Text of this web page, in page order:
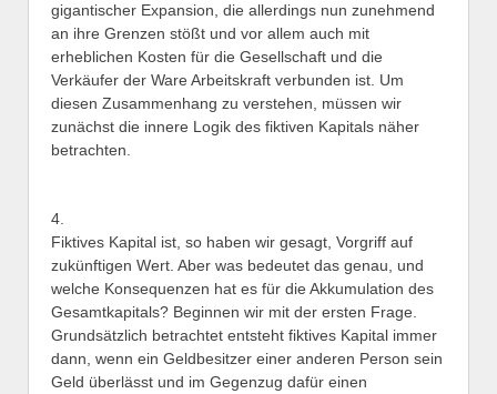
gigantischer Expansion, die allerdings nun zunehmend
an ihre Grenzen stößt und vor allem auch mit
erheblichen Kosten für die Gesellschaft und die
Verkäufer der Ware Arbeitskraft verbunden ist. Um
diesen Zusammenhang zu verstehen, müssen wir
zunächst die innere Logik des fiktiven Kapitals näher
betrachten.
4.
Fiktives Kapital ist, so haben wir gesagt, Vorgriff auf
zukünftigen Wert. Aber was bedeutet das genau, und
welche Konsequenzen hat es für die Akkumulation des
Gesamtkapitals? Beginnen wir mit der ersten Frage.
Grundsätzlich betrachtet entsteht fiktives Kapital immer
dann, wenn ein Geldbesitzer einer anderen Person sein
Geld überlässt und im Gegenzug dafür einen